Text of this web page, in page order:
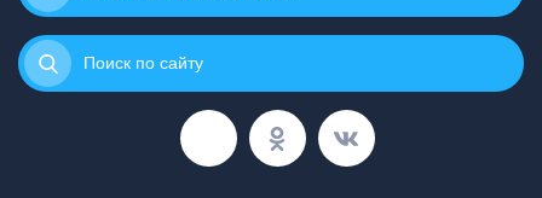
Поиск по сайту